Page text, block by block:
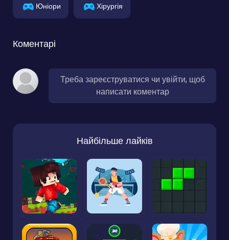
Юніори Хірургія
Коментарі
Треба зареєструватися чи увійти, щоб
написати коментар
Найбільше лайків